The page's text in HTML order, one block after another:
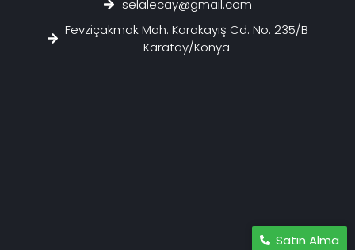
selalecay@gmail.com
Fevziçakmak Mah. Karakayış Cd. No: 235/B
Karatay/Konya
Satın Alma